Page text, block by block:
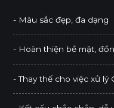
- Màu sắc đẹp, đa dạng
- Hoàn thiện bề mặt,
- Thay thế cho việc xử